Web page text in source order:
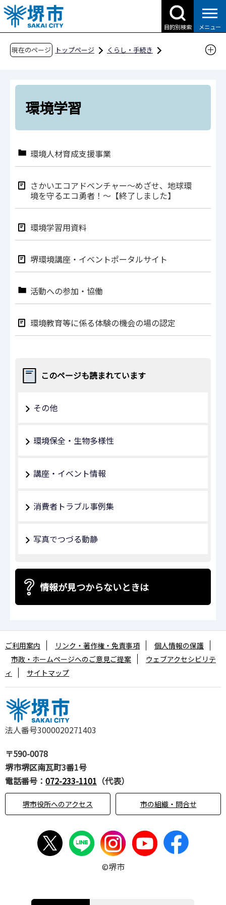
こ
の
ペ
目的別検索 メニュー
現在のページ トップページ
くらし・手続き
環境学習
環境人材育成支援事業
さかいエコアドベンチャー～めざせ、地球環
境を守るエコ勇者！～【終了しました】
環境学習⽤資料
堺環境講座・イベントポータルサイト
活動への参加・協働
環境教育等に係る体験の機会の場の認定
このページも読まれています
その他
環境保全・生物多様性
講座・イベント情報
消費者トラブル事例集
写真でつづる動静
情報が見つからないときは
法人番号3000020271403
〒590-0078
堺市堺区南瓦町3番1号
電話番号： 072-233-1101 （代表）
堺市役所へのアクセス 市の組織・問合せ
ご利用案内 リンク・著作権・免責事項
個人情報の保護
市政・ホームページへのご意見ご提案
ウェブアクセシビリテ
ィ
サイトマップ
©堺市